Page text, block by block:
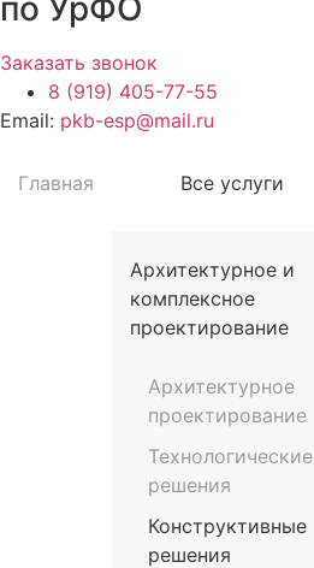
по УрФО
Заказать звонок
8 (919) 405-77-55
Email: pkb-esp@mail.ru
Главная Все услуги
Архитектурное и
комплексное
проектирование
Архитектурное
проектирование
Технологические
решения
Конструктивные
решения